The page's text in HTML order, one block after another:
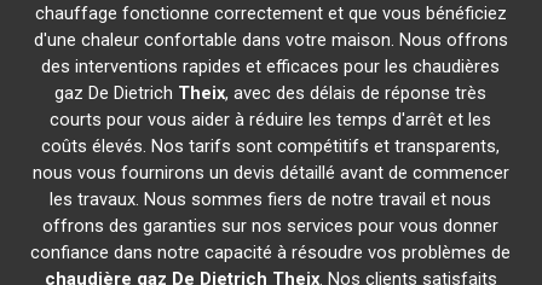
chauffage fonctionne correctement et que vous bénéficiez
d'une chaleur confortable dans votre maison. Nous offrons
des interventions rapides et efficaces pour les chaudières
gaz De Dietrich Theix, avec des délais de réponse très
courts pour vous aider à réduire les temps d'arrêt et les
coûts élevés. Nos tarifs sont compétitifs et transparents,
nous vous fournirons un devis détaillé avant de commencer
les travaux. Nous sommes fiers de notre travail et nous
offrons des garanties sur nos services pour vous donner
confiance dans notre capacité à résoudre vos problèmes de
chaudière gaz De Dietrich Theix. Nos clients satisfaits